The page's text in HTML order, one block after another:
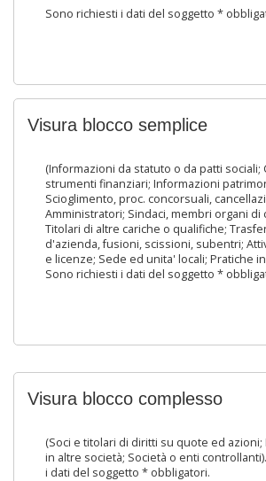
Sono richiesti i dati del soggetto *
Visura blocco semplice
(Informazioni da statuto o da patti sociali;
strumenti finanziari; Informazioni
Scioglimento, proc. concorsuali,
Amministratori; Sindaci, membri organi di
Titolari di altre cariche o qualifiche;
d'azienda, fusioni, scissioni, subentri;
e licenze; Sede ed unita' locali; Pratiche
Sono richiesti i dati del soggetto *
Visura blocco complesso
(Soci e titolari di diritti su quote ed azioni;
in altre società; Società o enti
i dati del soggetto * obbligatori.